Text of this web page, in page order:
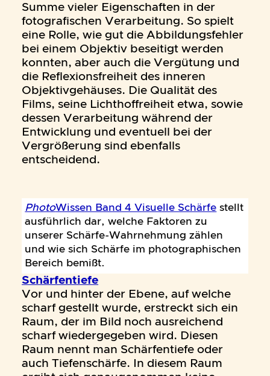
Summe vieler Eigenschaften in der
fotografischen Verarbeitung. So spielt
eine Rolle, wie gut die Abbildungsfehler
bei einem Objektiv beseitigt werden
konnten, aber auch die Vergütung und
die Reflexionsfreiheit des inneren
Objektivgehäuses. Die Qualität des
Films, seine Lichthoffreiheit etwa, sowie
dessen Verarbeitung während der
Entwicklung und eventuell bei der
Vergrößerung sind ebenfalls
entscheidend.
PhotoWissen Band 4 Visuelle Schärfe stellt
ausführlich dar, welche Faktoren zu
unserer Schärfe-Wahrnehmung zählen
und wie sich Schärfe im photographischen
Bereich bemißt.
Schärfentiefe
Vor und hinter der Ebene, auf welche
scharf gestellt wurde, erstreckt sich ein
Raum, der im Bild noch ausreichend
scharf wiedergegeben wird. Diesen
Raum nennt man Schärfentiefe oder
auch Tiefenschärfe. In diesem Raum